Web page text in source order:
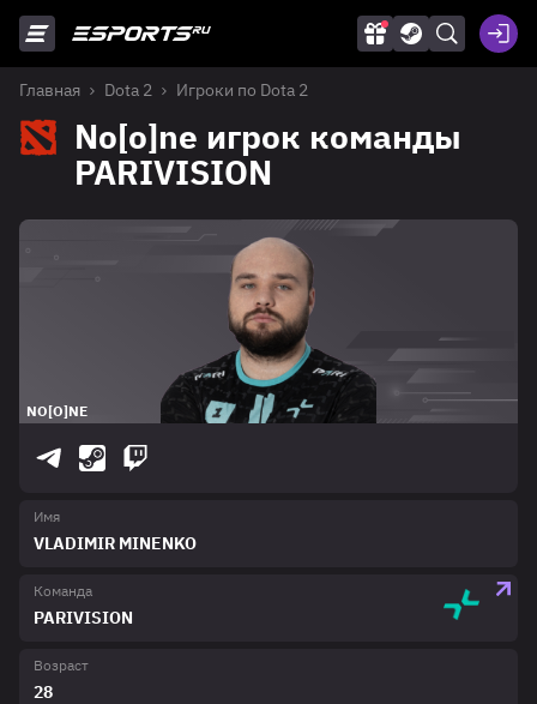
Главная Dota 2 Игроки по Dota 2
No[o]ne игрок команды
PARIVISION
NO[O]NE
Имя
VLADIMIR MINENKO
Команда
PARIVISION
Возраст
28